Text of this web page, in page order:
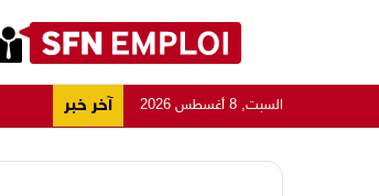
السبت, 8 أغسطس 2026 آخر خبر